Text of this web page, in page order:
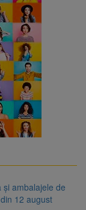
ambalajele de
12 august